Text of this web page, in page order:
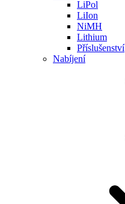
LiPol
LiIon
NiMH
Lithium
Příslušenství
Nabíjení